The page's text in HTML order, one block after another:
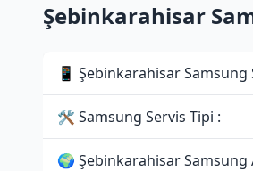
Şebinkarahisar
📱 Şebinkarahisar Samsung
🛠 Samsung Servis Tipi :
🌍 Şebinkarahisar Samsung